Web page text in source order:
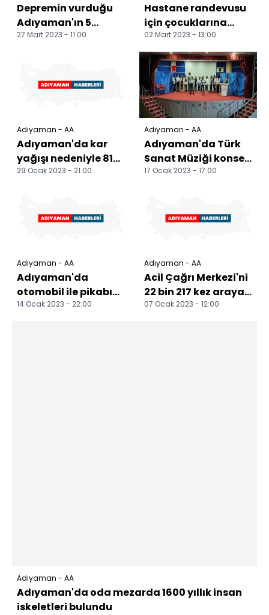
Depremin vurduğu
Adıyaman'ın 5
ilçesindeki okullarda
27 Mart 2023 - 11:00
Hastane randevusu
için çocuklarına
giden aile yıkılan
evlerinin enkazında
k...
02 Mart 2023 - 13:00
Adıyaman - AA
Adıyaman'da kar
yağışı nedeniyle 81
yerleşim birimine
29 Ocak 2023 - 21:00
Adıyaman - AA
Adıyaman'da Türk
Sanat Müziği konseri
düzenlendi
17 Ocak 2023 - 17:00
Adıyaman - AA
Adıyaman'da
otomobil ile pikabın
çarpıştığı kazada 3
14 Ocak 2023 - 22:00
Adıyaman - AA
Acil Çağrı Merkezi'ni
22 bin 217 kez arayan
kadın hakkında suç
07 Ocak 2023 - 12:00
Adıyaman - AA
Adıyaman'da oda mezarda 1600 yıllık insan
iskeletleri bulundu